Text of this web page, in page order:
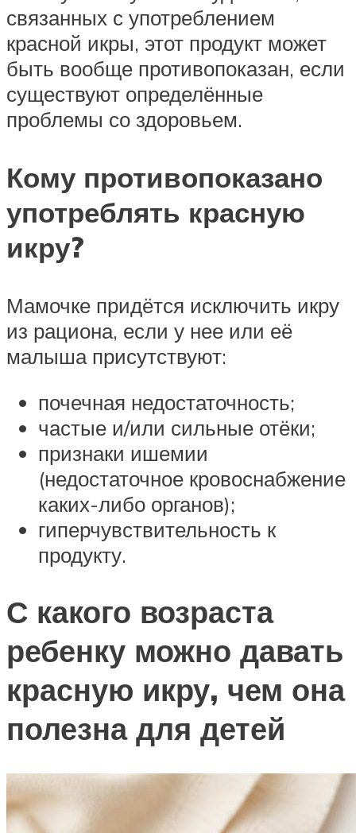
связанных с употреблением
красной икры, этот продукт может
быть вообще противопоказан, если
существуют определённые
проблемы со здоровьем.
Кому противопоказано
употреблять красную
икру?
Мамочке придётся исключить икру
из рациона, если у нее или её
малыша присутствуют:
почечная недостаточность;
частые и/или сильные отёки;
признаки ишемии
(недостаточное кровоснабжение
каких-либо органов);
гиперчувствительность к
продукту.
С какого возраста
ребенку можно давать
красную икру, чем она
полезна для детей